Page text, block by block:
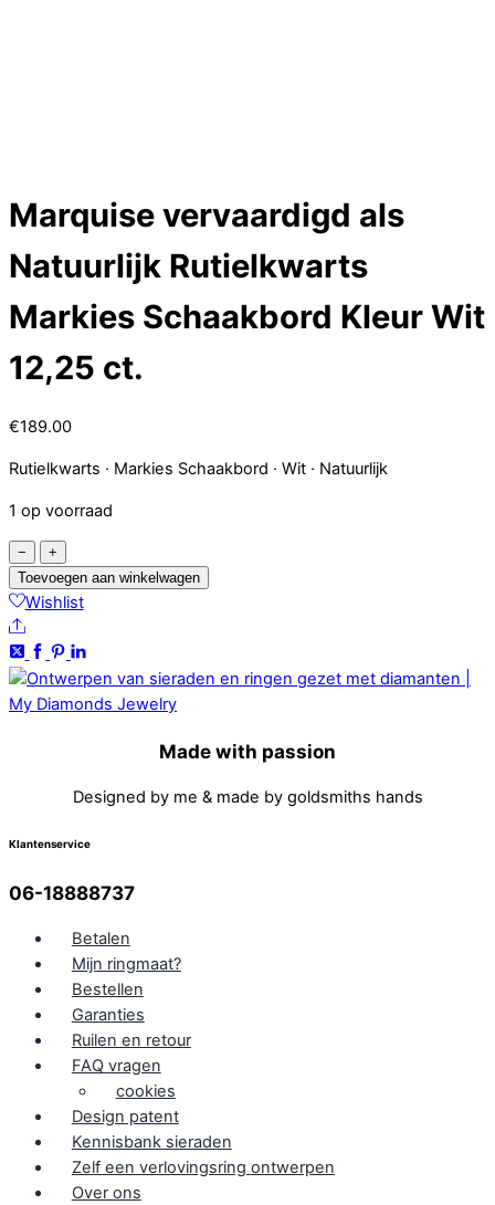
Marquise vervaardigd als
Natuurlijk Rutielkwarts
Markies Schaakbord Kleur Wit
12,25 ct.
€189.00
Rutielkwarts · Markies Schaakbord · Wit · Natuurlijk
1 op voorraad
−
Marquise
vervaardigd
als
Rutielkwarts
Markies
Schaakbord
+
Toevoegen aan winkelwagen
Wishlist
Share
Made with passion
Designed by me & made by goldsmiths hands
Klantenservice
06-18888737
Betalen
Mijn ringmaat?
Bestellen
Garanties
Ruilen en retour
FAQ vragen
cookies
Design patent
Kennisbank sieraden
Zelf een verlovingsring ontwerpen
Over ons